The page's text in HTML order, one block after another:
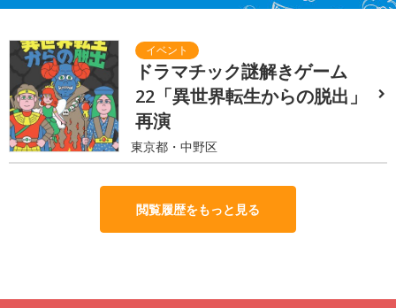
ドラマチック謎解きゲーム
22「異世界転生からの脱出」
再演
東京都・中野区
閲覧履歴をもっと見る